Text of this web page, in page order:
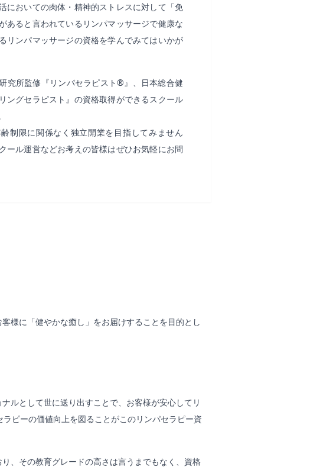
においての肉体・精神的ストレスに対して「免
あると言われているリンパマッサージで健康な
リンパマッサージの資格を学んでみてはいかが
究所監修『リンパセラピスト®』、日本総合健
ングセラピスト』の資格取得ができるスクール
制限に関係なく独立開業を目指してみません
ール運営などお考えの皆様はぜひお気軽にお問
様に「健やかな癒し」をお届けすることを目的とし
ルとして世に送り出すことで、お客様が安心してリ
ピーの価値向上を図ることがこのリンパセラピー資
、その教育グレードの高さは言うまでもなく、資格